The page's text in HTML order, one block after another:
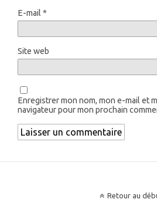
E-mail *
Site web
Enregistrer mon nom, mon e-mail et
navigateur pour mon prochain
Retour au